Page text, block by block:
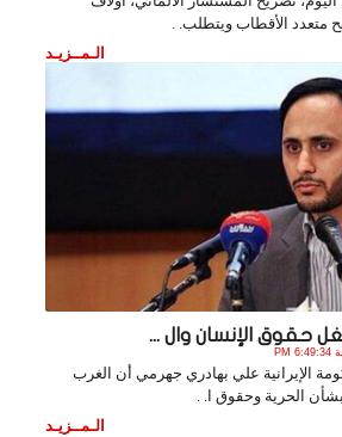
متعدد الأقطاب ويتطلب. .
الـمــزيـد
حقوق الإنسان وال ...
الإيرانية علي بهادري جهرمي أن الغرب
الحرية وحقوق ا. .
الـمــزيـد